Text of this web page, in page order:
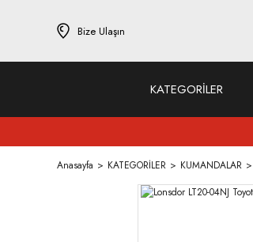
Bize Ulaşın
KATEGORİLER
Anasayfa KATEGORİLER KUMANDALAR